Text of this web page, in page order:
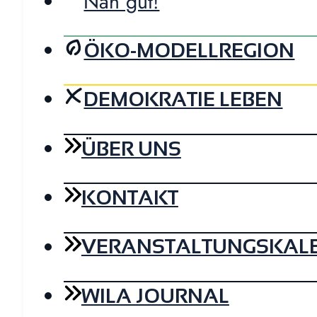
ÖKO-MODELLREGION
DEMOKRATIE LEBEN
ÜBER UNS
KONTAKT
WILA JOURNAL